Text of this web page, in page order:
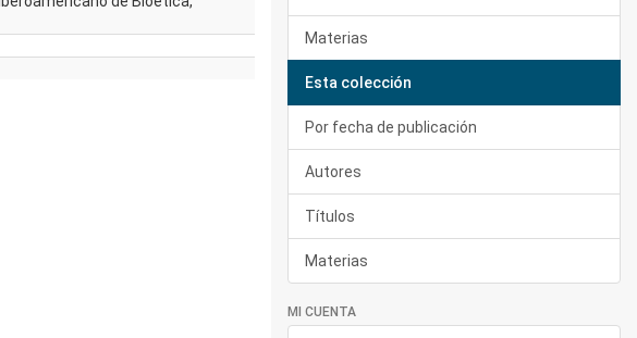
Materias
Esta colección
Por fecha de publicación
Autores
Títulos
Materias
MI CUENTA